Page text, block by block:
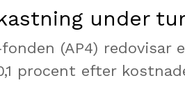
under
fonden (AP4)
procent efter